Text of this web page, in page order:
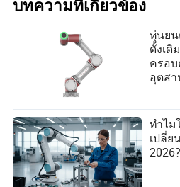
บทความที่เกี่ยวข้อง
หุ่นยน
ดั้งเดิ
ครอ
อุตส
ทำไม
เปลี่ย
2026?